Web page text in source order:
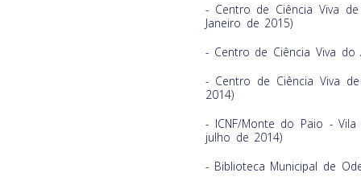
- Centro de Ciência Viva
Janeiro de 2015)
- Centro de Ciência Viva
- Centro de Ciência Viva
2014)
- ICNF/Monte do Paio -
julho de 2014)
- Biblioteca Municipal de